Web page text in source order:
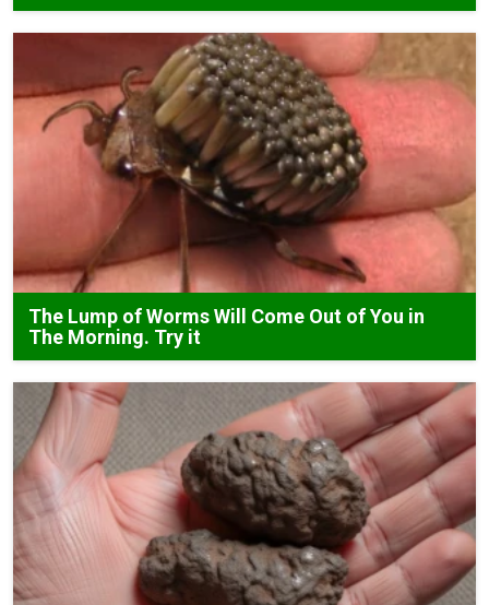
The Lump of Worms Will Come Out of You in
The Morning. Try it